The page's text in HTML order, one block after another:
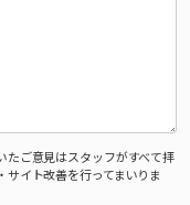
たご意見はスタッフがすべて拝
サイト改善を行ってまいりま